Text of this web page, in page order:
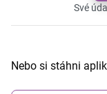
Své
Nebo si stáhni